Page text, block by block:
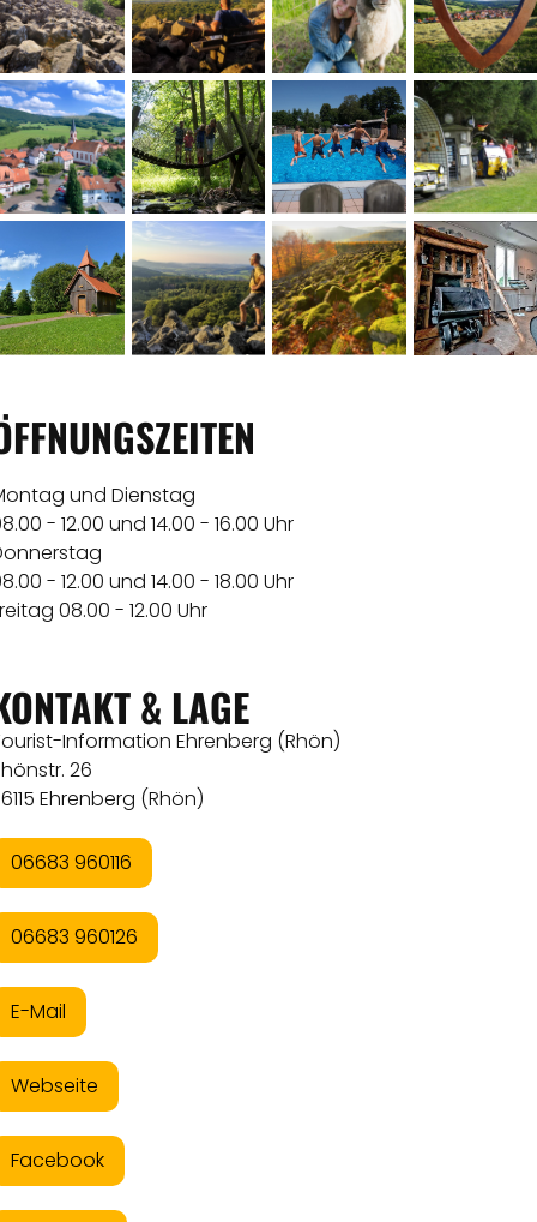
und Dienstag
- 12.00 und 14.00 - 16.00 Uhr
- 12.00 und 14.00 - 18.00 Uhr
08.00 - 12.00 Uhr
& LAGE
Information Ehrenberg (Rhön)
26
Ehrenberg (Rhön)
06683 960116
06683 960126
E-Mail
Webseite
Facebook